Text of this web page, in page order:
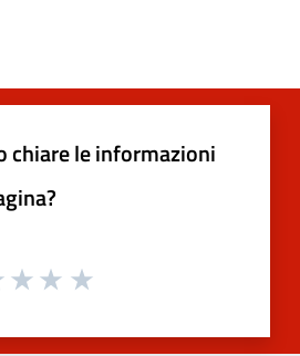
chiare le informazioni